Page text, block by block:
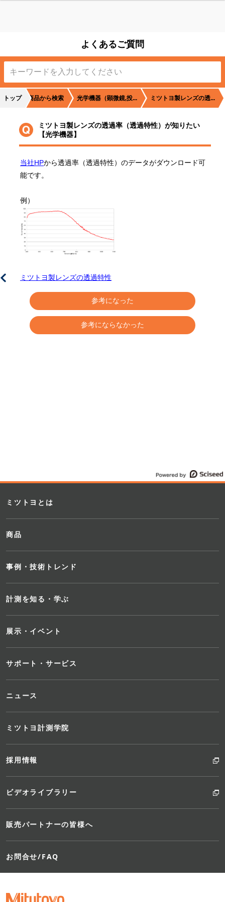
よくあるご質問
トップ 商品から検索 光学機器（顕微鏡,投... ミツトヨ製レンズの透...
ミツトヨ製レンズの透過率（透過特性）が知りたい
【光学機器】
当社HPから透過率（透過特性）のデータがダウンロード可
能です。
例）
ミツトヨ製レンズの透過特性
参考になった
参考にならなかった
ミツトヨとは
商品
事例・技術トレンド
計測を知る・学ぶ
展示・イベント
サポート・サービス
ニュース
ミツトヨ計測学院
採用情報
ビデオライブラリー
販売パートナーの皆様へ
お問合せ/FAQ